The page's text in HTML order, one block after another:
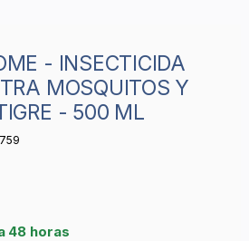
MOSQUITOS Y
- 500 ML
48 horas